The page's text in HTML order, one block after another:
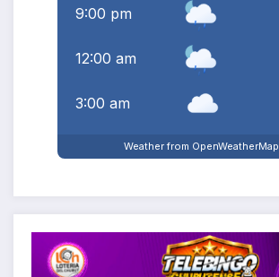
9:00 pm
12:00 am
3:00 am
Weather from OpenWeatherMap